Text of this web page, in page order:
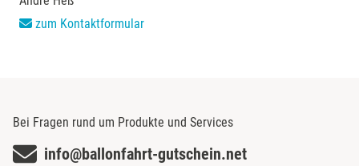
zum Kontaktformular
Bei Fragen rund um Produkte und Services
info@ballonfahrt-gutschein.net
Heidelberg
Heidenheim